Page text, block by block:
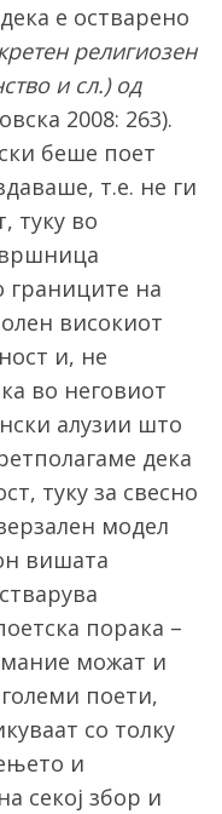
е остварено
религиозен
и сл.) од
2008: 263).
беше поет
т.е. не ги
туку во
границите на
високиот
и, не
во неговиот
алузии што
дека
туку за свесно
модел
вишата
порака –
можат и
поети,
со толку
и
секој збор и